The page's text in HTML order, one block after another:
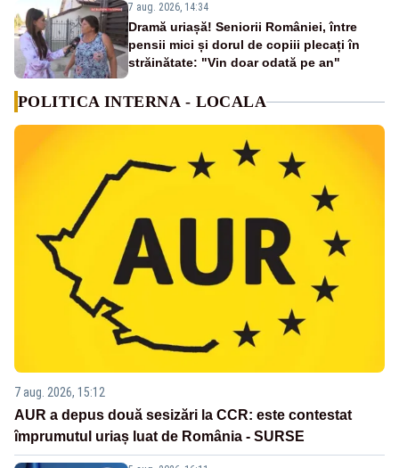
7 aug. 2026, 14:34
Dramă uriașă! Seniorii României, între
pensii mici și dorul de copiii plecați în
străinătate: "Vin doar odată pe an"
POLITICA INTERNA - LOCALA
7 aug. 2026, 15:12
AUR a depus două sesizări la CCR: este contestat
împrumutul uriaș luat de România - SURSE